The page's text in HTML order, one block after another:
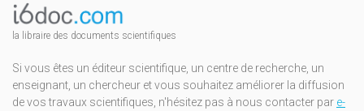
la libraire des documents scientifiques
Si vous êtes un éditeur scientifique, un centre de recherche, un
enseignant, un chercheur et vous souhaitez améliorer la diffusion
de vos travaux scientifiques, n'hésitez pas à nous contacter par e-